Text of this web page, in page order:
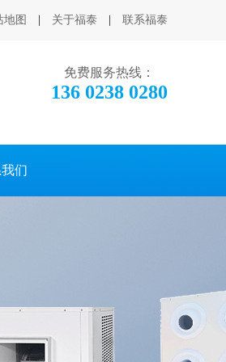
地图 关于福泰 联系福泰
免费服务热线：
136 0238 0280
们